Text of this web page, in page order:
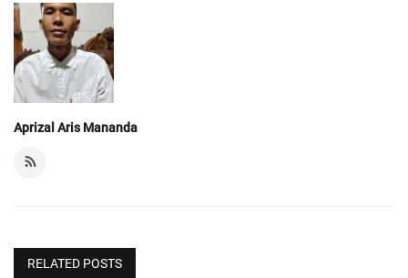
Aprizal Aris Mananda
RELATED POSTS